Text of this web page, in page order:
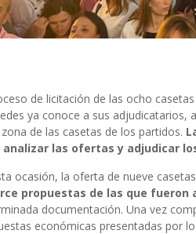
de licitación de las ocho
ya conoce a sus adjudicatarios,
de las casetas de los partidos.
analizar las ofertas y adjudicar
ocasión, la oferta de nueve
propuestas de las que fueron
documentación. Una vez
económicas presentadas por